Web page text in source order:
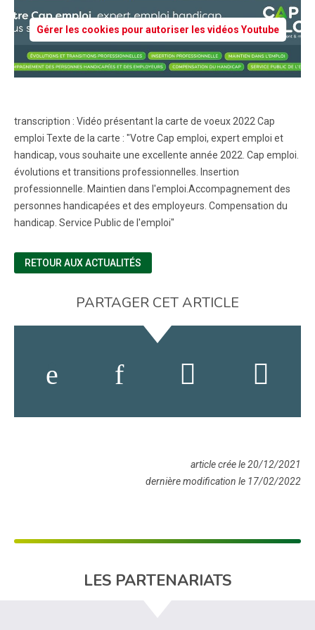
Gérer les cookies pour autoriser les vidéos Youtube
transcription : Vidéo présentant la carte de voeux 2022 Cap
emploi Texte de la carte : "Votre Cap emploi, expert emploi et
handicap, vous souhaite une excellente année 2022. Cap emploi.
évolutions et transitions professionnelles. Insertion
professionnelle. Maintien dans l'emploi.Accompagnement des
personnes handicapées et des employeurs. Compensation du
handicap. Service Public de l'emploi"
RETOUR AUX ACTUALITÉS
PARTAGER CET ARTICLE
article crée le 20/12/2021
dernière modification le 17/02/2022
LES PARTENARIATS